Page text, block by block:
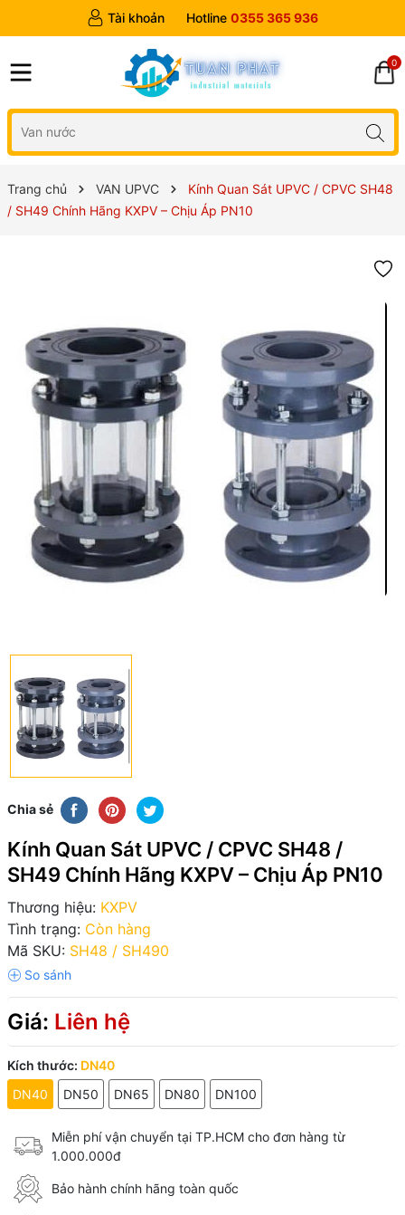
Tài khoản Hotline 0355 365 936
0
Trang chủ VAN UPVC
Kính Quan Sát UPVC / CPVC SH48
/ SH49 Chính Hãng KXPV – Chịu Áp PN10
Chia sẻ
Kính Quan Sát UPVC / CPVC SH48 /
SH49 Chính Hãng KXPV – Chịu Áp PN10
Thương hiệu: KXPV
Tình trạng: Còn hàng
Mã SKU: SH48 / SH490
Giá: Liên hệ
Kích thước: DN40
DN40
DN50 DN65 DN80 DN100
Miễn phí vận chuyển tại TP.HCM cho đơn hàng từ
1.000.000đ
Bảo hành chính hãng toàn quốc